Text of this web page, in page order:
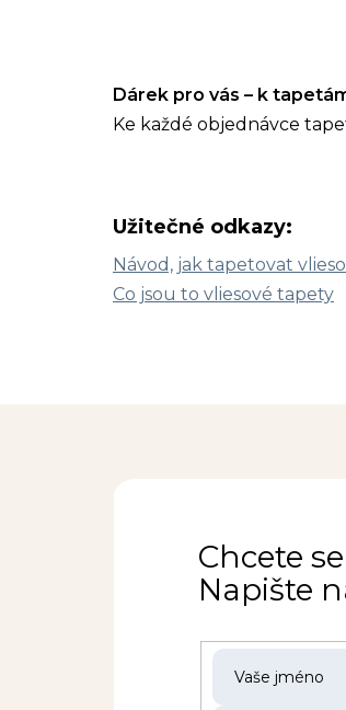
Dárek pro vás – k
Ke každé objednávce
Užitečné odkazy:
Návod, jak tapetovat
Co jsou to vliesové tapety
Chcete
Napište